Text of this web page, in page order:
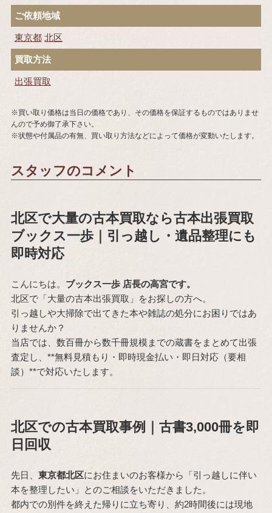
ご依頼地域
東京都 北区
買取方法
出張買取
※買い取り価格は当日の価格であり、その価格を保証するものではありませ
んので予め御了承下さい。
※状態や付属品の有無、買い取り方法などによって価格が変動いたします。
スタッフのコメント
北区で大量の古本買取なら古本出張買取
ブックス一歩｜引っ越し・遺品整理にも
即時対応
こんにちは。 ブックス一歩 店長の高宮です。
北区で「大量の古本出張買取」をお探しの方へ。
引っ越しや大掃除で出てきた本や雑誌の処分にお困りではあ
りませんか？
当店では、数百冊から数千冊規模までの蔵書をまとめて出張
査定し、**無料見積もり・即時現金払い・即日対応（要相
談）**で対応いたします。
北区での古本買取事例｜古書3,000冊を即
日回収
先日、 東京都北区にお住まいのお客様から「引っ越しに伴い
本を整理したい」とのご相談をいただきました。
都内での別件を終えた帰りに立ち寄り、約2時間後には現地